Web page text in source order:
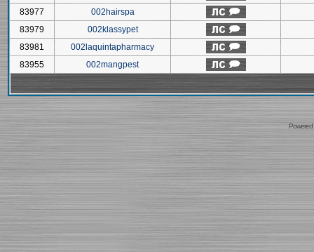
83977
002hairspa
83979
002klassypet
83981
002laquintapharmacy
83955
002mangpest